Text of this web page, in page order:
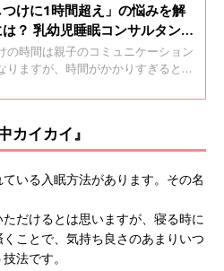
つけに1時間超え」の悩みを解
？ 乳幼児睡眠コンサルタント
け時短のポイントをアドバイ
の時間は親子のコミュニケーション
りますが、時間がかかりすぎると、
へのアンケートで集めたみんなの寝
ルタントのねんねママ（和氣春花）
どもの寝かしつけについてアドバイ
た。
カイカイ』
いる入眠方法があります。その名
だけるとは思いますが、寝る時に
ことで、気持ち良さのあまりいつ
法です。